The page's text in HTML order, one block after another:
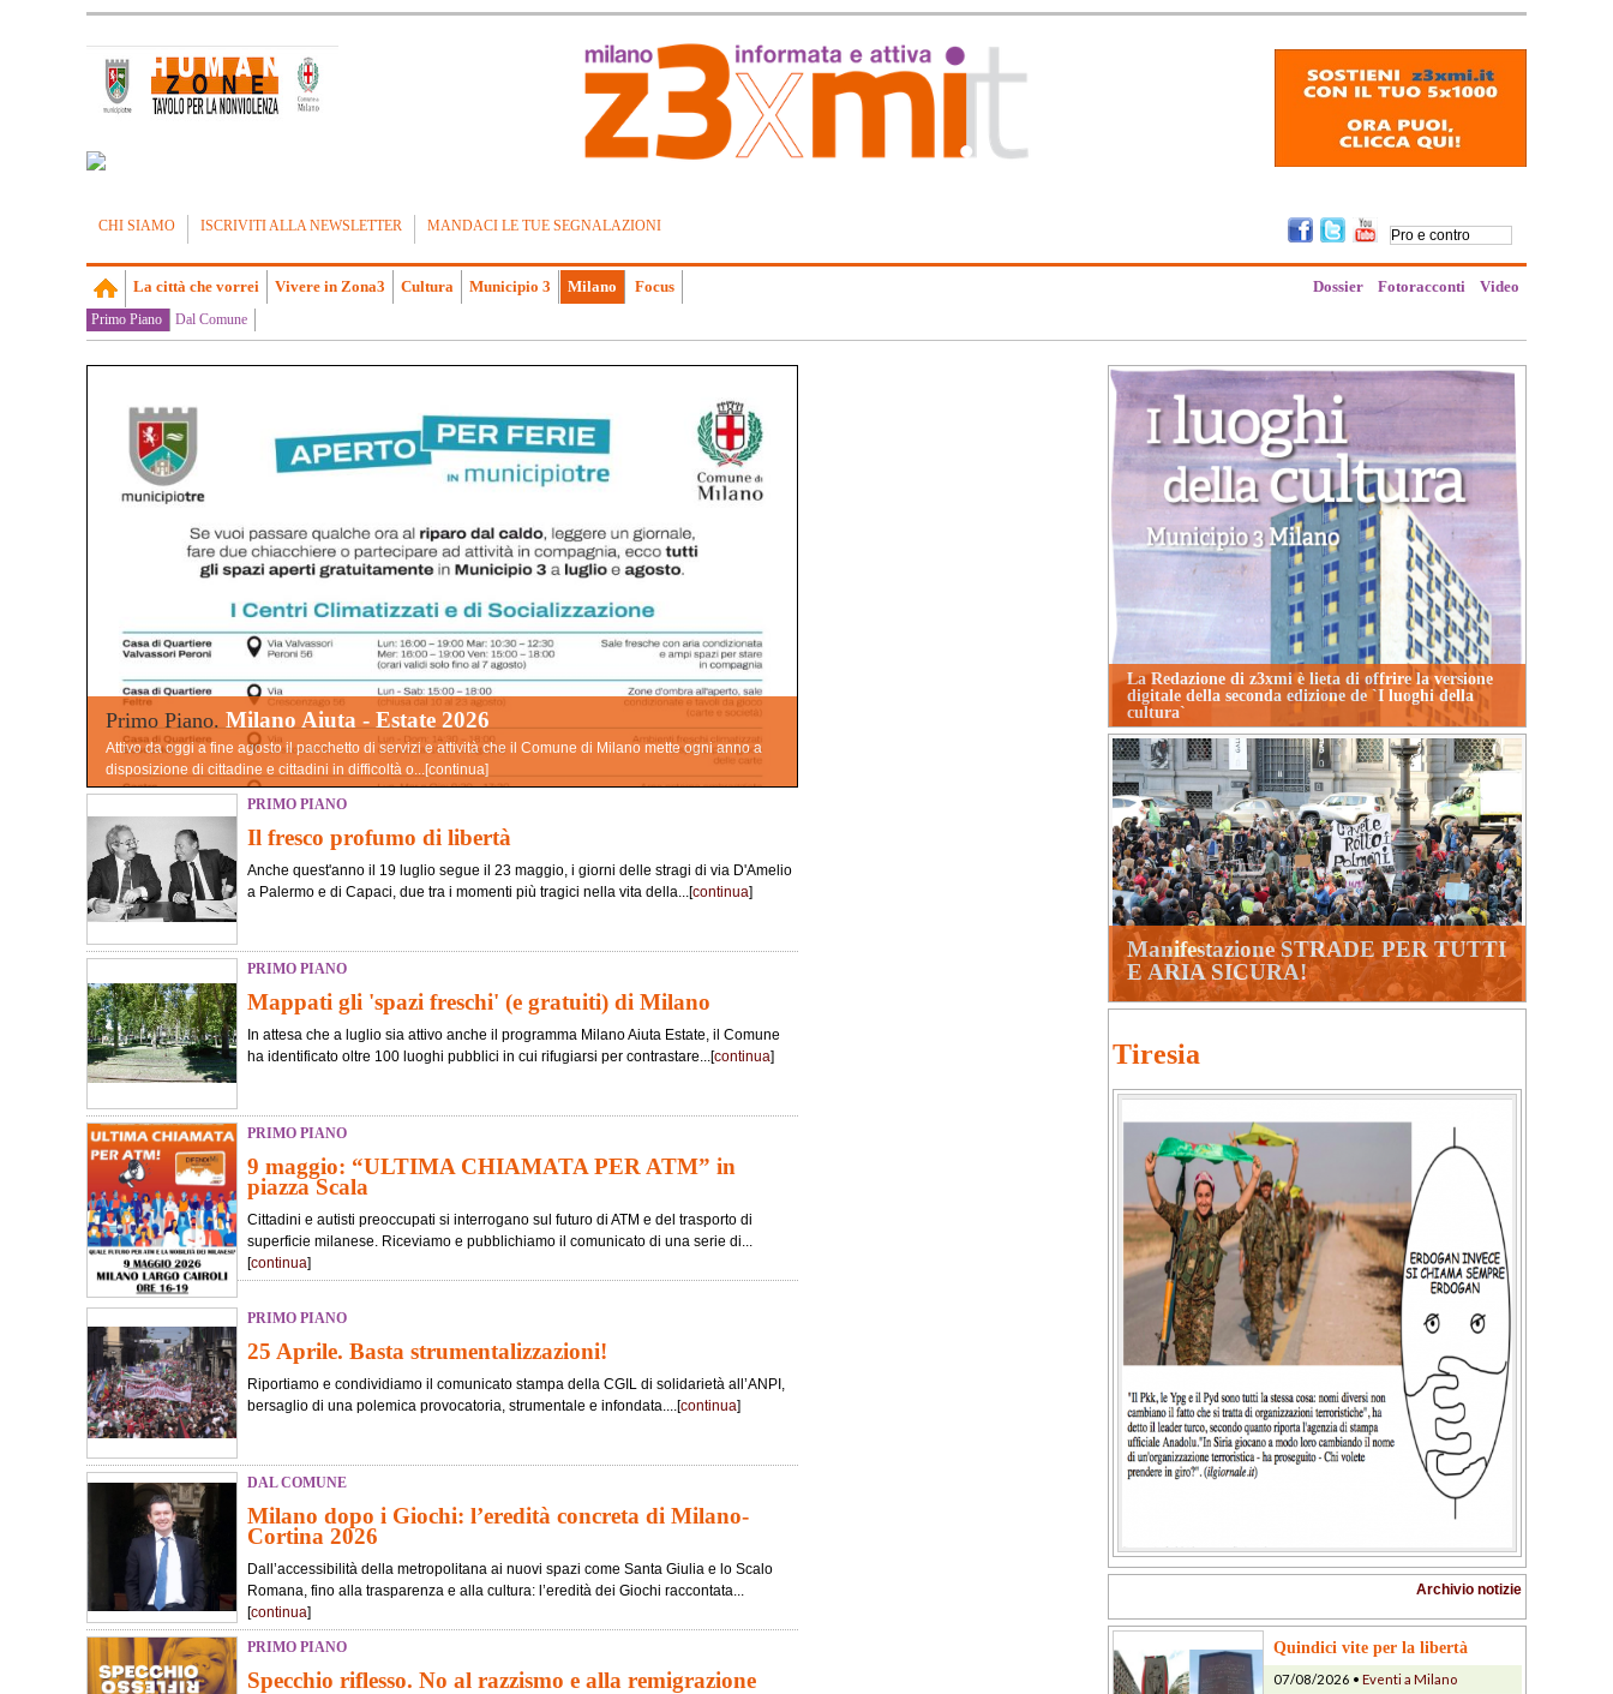
CHI SIAMO ISCRIVITI ALLA NEWSLETTER MANDACI LE TUE SEGNALAZIONI
La città che vorrei Vivere in Zona3 Cultura Municipio 3 Milano Focus Dossier Fotoracconti Video
Primo Piano Dal Comune
Primo Piano. Milano Aiuta - Estate 2026
Attivo da oggi a fine agosto il pacchetto di servizi e attività che il Comune di Milano mette ogni anno a
disposizione di cittadine e cittadini in difficoltà o...[continua]
PRIMO PIANO
Il fresco profumo di libertà
Anche quest'anno il 19 luglio segue il 23 maggio, i giorni delle stragi di via D'Amelio
a Palermo e di Capaci, due tra i momenti più tragici nella vita della...[continua]
PRIMO PIANO
Mappati gli 'spazi freschi' (e gratuiti) di Milano
In attesa che a luglio sia attivo anche il programma Milano Aiuta Estate, il Comune
ha identificato oltre 100 luoghi pubblici in cui rifugiarsi per contrastare...[continua]
PRIMO PIANO
9 maggio: “ULTIMA CHIAMATA PER ATM” in
piazza Scala
Cittadini e autisti preoccupati si interrogano sul futuro di ATM e del trasporto di
superficie milanese. Riceviamo e pubblichiamo il comunicato di una serie di...
[continua]
PRIMO PIANO
25 Aprile. Basta strumentalizzazioni!
Riportiamo e condividiamo il comunicato stampa della CGIL di solidarietà all’ANPI,
bersaglio di una polemica provocatoria, strumentale e infondata....[continua]
DAL COMUNE
Milano dopo i Giochi: l’eredità concreta di Milano-
Cortina 2026
Dall’accessibilità della metropolitana ai nuovi spazi come Santa Giulia e lo Scalo
Romana, fino alla trasparenza e alla cultura: l’eredità dei Giochi raccontata...
[continua]
PRIMO PIANO
Specchio riflesso. No al razzismo e alla remigrazione
La Redazione di z3xmi è lieta di offrire la versione
digitale della seconda edizione de `I luoghi della
cultura`
Manifestazione STRADE PER TUTTI
E ARIA SICURA!
Tiresia
Archivio notizie
Quindici vite per la libertà
07/08/2026 • Eventi a Milano